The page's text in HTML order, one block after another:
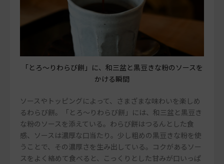
「とろ～りわらび餅」に、和三盆と黒豆きな粉のソースを
かける瞬間
ソースやトッピングによって、さまざまな味わいを楽しめ
るわらび餅。「とろ～りわらび餅」には、和三盆と黒豆き
な粉のソースを添えている。わらび餅はつるんとした食
感、ソースは濃厚な口当たり。少し粗めの黒豆きな粉を使
うことで、その濃厚さを生み出している。コクがあるソー
スをよく絡めて食べると、こっくりとした甘みが口いっぱ